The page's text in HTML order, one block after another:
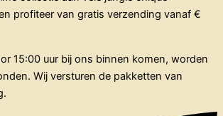
profiteer van gratis verzending vanaf €
15:00 uur bij ons binnen komen, worden
Wij versturen de pakketten van